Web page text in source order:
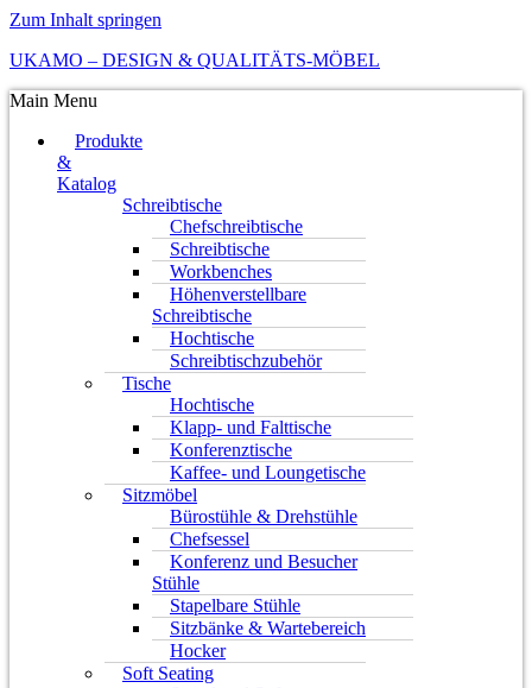
Zum Inhalt springen
UKAMO – DESIGN & QUALITÄTS-MÖBEL
Main Menu
Produkte
&
Katalog
Schreibtische
Chefschreibtische
Schreibtische
Workbenches
Höhenverstellbare
Schreibtische
Hochtische
Schreibtischzubehör
Tische
Hochtische
Klapp- und Falttische
Konferenztische
Kaffee- und Loungetische
Sitzmöbel
Bürostühle & Drehstühle
Chefsessel
Konferenz und Besucher
Stühle
Stapelbare Stühle
Sitzbänke & Wartebereich
Hocker
Soft Seating